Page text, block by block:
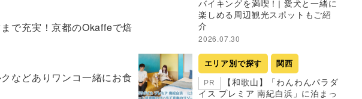
で充実！京都のOkaffeで焙
などありワンコ一緒にお食
バイキングを満喫！| 愛犬と一緒に
楽しめる周辺観光スポットもご紹
介
2026.07.30
エリア別で探す 関西
PR
【和歌山】「わんわんパラダ
イス プレミア 南紀白浜」に泊まっ